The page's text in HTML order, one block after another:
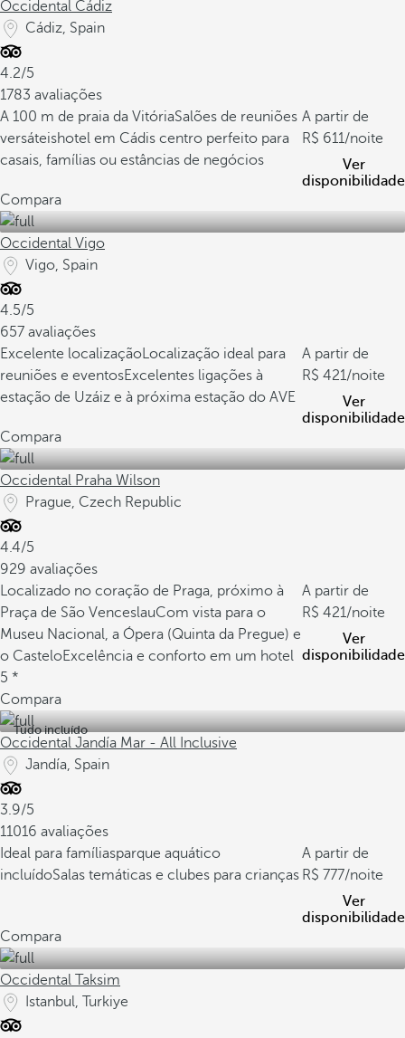
Occidental Cádiz
Cádiz, Spain
4.2/5
1783 avaliações
A 100 m de praia da VitóriaSalões de reuniões
versáteishotel em Cádis centro perfeito para
casais, famílias ou estâncias de negócios
A partir de
611/noite
Ver
disponibilidade
Compara
Occidental Vigo
Vigo, Spain
4.5/5
657 avaliações
Excelente localizaçãoLocalização ideal para
reuniões e eventosExcelentes ligações à
estação de Uzáiz e à próxima estação do AVE
A partir de
421/noite
Ver
disponibilidade
Compara
Occidental Praha Wilson
Prague, Czech Republic
4.4/5
929 avaliações
Localizado no coração de Praga, próximo à
Praça de São VenceslauCom vista para o
Museu Nacional, a Ópera (Quinta da Pregue) e
o CasteloExcelência e conforto em um hotel
5 *
A partir de
421/noite
Ver
disponibilidade
Compara
Tudo incluído
Occidental Jandía Mar - All Inclusive
Jandía, Spain
3.9/5
11016 avaliações
Ideal para famíliasparque aquático
incluídoSalas temáticas e clubes para crianças
A partir de
777/noite
Ver
disponibilidade
Compara
Occidental Taksim
Istanbul, Turkiye